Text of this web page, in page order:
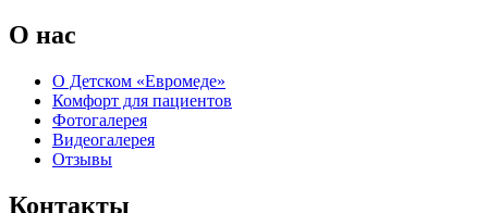
О нас
О Детском «Евромеде»
Комфорт для пациентов
Фотогалерея
Видеогалерея
Отзывы
Контакты